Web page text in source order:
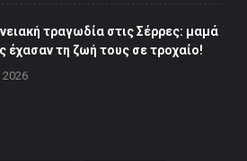
τραγωδία στις Σέρρες: μαμά
έχασαν τη ζωή τους σε τροχαίο!
2026